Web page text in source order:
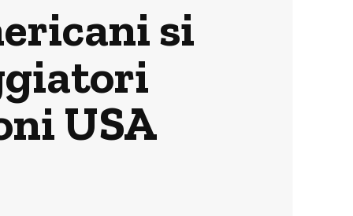
si
USA